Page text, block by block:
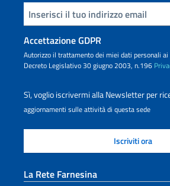
Inserisci la tua email
Accettazione GDPR
Autorizzo il trattamento dei miei dati personali ai
Decreto Legislativo 30 giugno 2003, n.196
Sì, voglio iscrivermi alla Newsletter per
aggiornamenti sulle attività di questa sede
La Rete Farnesina